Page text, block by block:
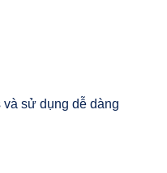
sử dụng dễ dàng